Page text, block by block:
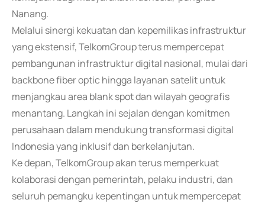
Nanang.
Melalui sinergi kekuatan dan kepemilikas infrastruktur
yang ekstensif, TelkomGroup terus mempercepat
pembangunan infrastruktur digital nasional, mulai dari
backbone fiber optic hingga layanan satelit untuk
menjangkau area blank spot dan wilayah geografis
menantang. Langkah ini sejalan dengan komitmen
perusahaan dalam mendukung transformasi digital
Indonesia yang inklusif dan berkelanjutan.
Ke depan, TelkomGroup akan terus memperkuat
kolaborasi dengan pemerintah, pelaku industri, dan
seluruh pemangku kepentingan untuk mempercepat